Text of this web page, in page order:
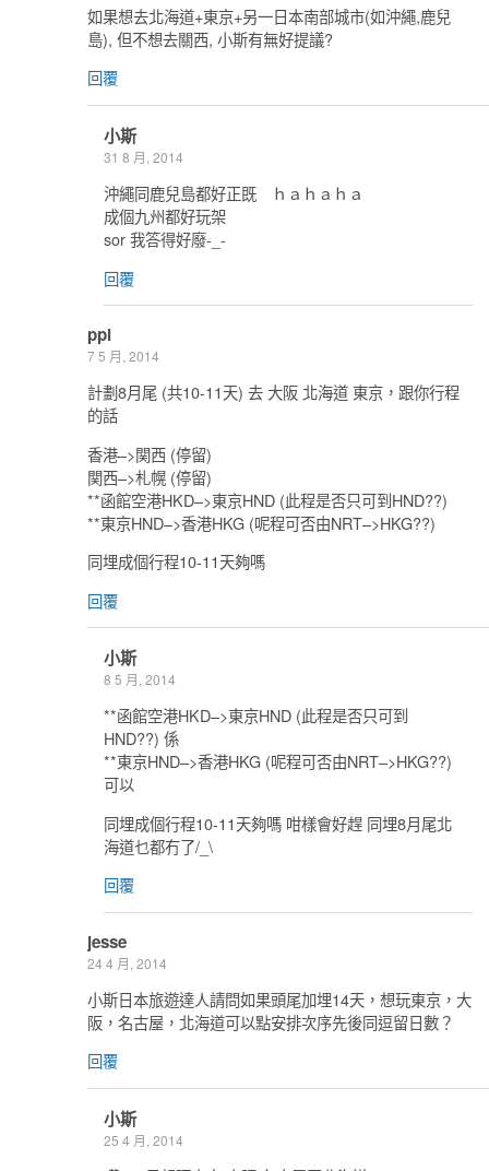
如果想去北海道+東京+另一日本南部城市(如沖繩,鹿兒
島), 但不想去關西, 小斯有無好提議?
回覆
小斯
31 8 月, 2014
沖繩同鹿兒島都好正既 ｈａｈａｈａ
成個九州都好玩架
sor 我答得好廢-_-
回覆
ppl
7 5 月, 2014
計劃8月尾 (共10-11天) 去 大阪 北海道 東京，跟你行程
的話
香港–>関西 (停留)
関西–>札幌 (停留)
**函館空港HKD–>東京HND (此程是否只可到HND??)
**東京HND–>香港HKG (呢程可否由NRT–>HKG??)
同埋成個行程10-11天夠嗎
回覆
小斯
8 5 月, 2014
**函館空港HKD–>東京HND (此程是否只可到
HND??) 係
**東京HND–>香港HKG (呢程可否由NRT–>HKG??)
可以
同埋成個行程10-11天夠嗎 咁樣會好趕 同埋8月尾北
海道乜都冇了/_\
回覆
jesse
24 4 月, 2014
小斯日本旅遊達人請問如果頭尾加埋14天，想玩東京，大
阪，名古屋，北海道可以點安排次序先後同逗留日數？
回覆
小斯
25 4 月, 2014